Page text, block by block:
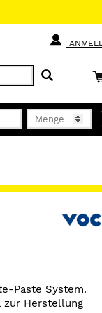
Paste System.
zur Herstellung